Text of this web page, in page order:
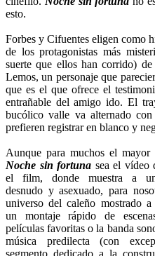
esto.
Forbes y Cifuentes eligen como
de los protagonistas más
suerte que ellos han corrido)
Lemos, un personaje que
que es el que ofrece el
entrañable del amigo ido. El
bucólico valle va alternado
prefieren registrar en blanco y
Aunque para muchos el mayor
Noche sin fortuna sea el vídeo
el film, donde muestra a
desnudo y asexuado, para
universo del caleño mostrado a
un montaje rápido de
películas favoritas o la banda
música predilecta (con
segmento dedicado a la